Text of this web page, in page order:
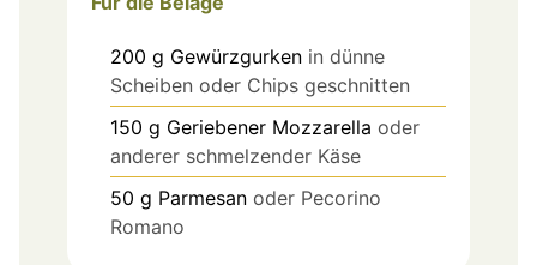
200 g Gewürzgurken in dünne
Scheiben oder Chips geschnitten
150 g Geriebener Mozzarella oder
anderer schmelzender Käse
50 g Parmesan oder Pecorino
Romano